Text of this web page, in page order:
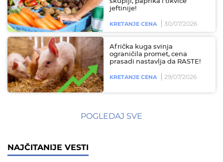
jeftinije!
KRETANJE CENA 30/07/2026
Afrička kuga svinja
ograničila promet, cena
prasadi nastavlja da RASTE!
KRETANJE CENA 29/07/2026
POGLEDAJ SVE
NAJČITANIJE VESTI